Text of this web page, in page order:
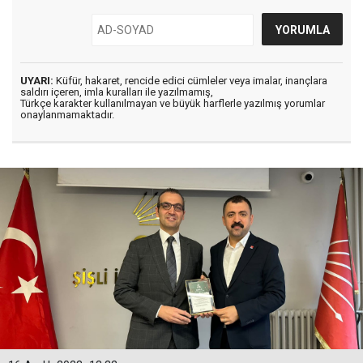
UYARI: Küfür, hakaret, rencide edici cümleler veya imalar, inançlara
saldırı içeren, imla kuralları ile yazılmamış,
Türkçe karakter kullanılmayan ve büyük harflerle yazılmış yorumlar
onaylanmamaktadır.